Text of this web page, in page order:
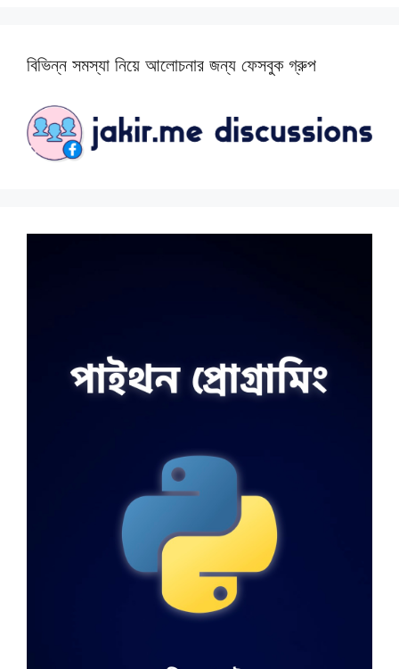
বিভিন্ন সমস্যা নিয়ে আলোচনার জন্য ফেসবুক গ্রুপ